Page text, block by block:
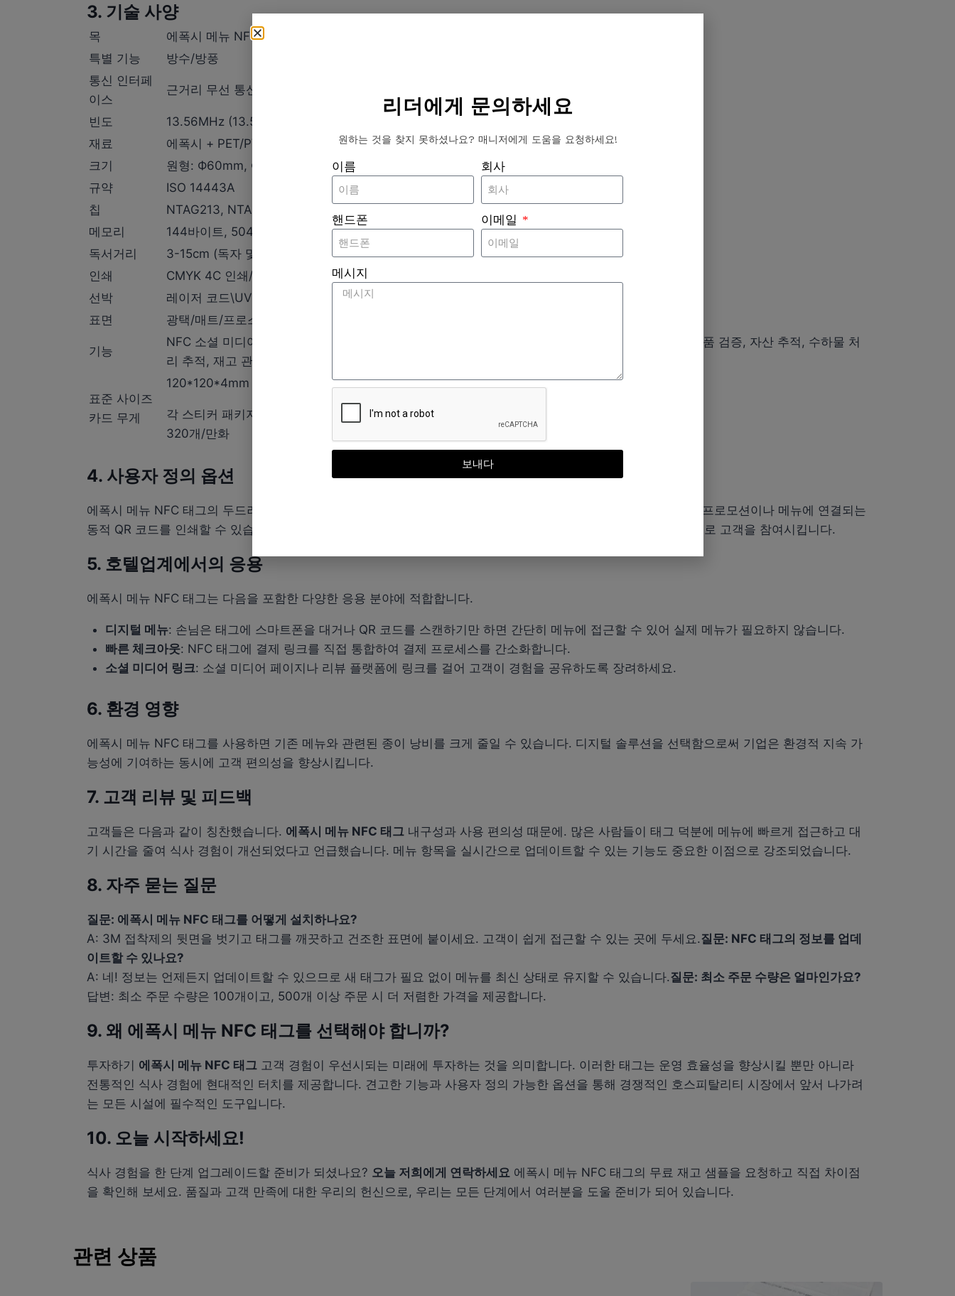
3. 기술 사양
목
에폭시 메뉴 NFC 태그
특별 기능
방수/방풍
통신 인터페
이스
근거리 무선 통신
빈도
13.56MHz (13.56MHz)
재료
에폭시 + PET/PVC + NFC 인레이 + 안티메탈층 + 3M 접착제
크기
원형: Ф60mm, Ф75mm, Ф100mm; 정사각형: 80x80mm 또는 맞춤형
규약
ISO 14443A
칩
NTAG213, NTAG215, NTAG216(다른 칩도 사용 가능)
메모리
144바이트, 504바이트, 888바이트 등
독서거리
3-15cm (독자 및 태그 크기에 따라 다름)
인쇄
CMYK 4C 인쇄/오프셋/실크스크린 인쇄
선박
레이저 코드\UV 잉크\일련 번호\엠보싱\열 인쇄
표면
광택/매트/프로스트/투명
기능
NFC 소셜 미디어, 물류 관리, 자산 관리, 공급망 관리, 차량 관리, 생산 관리, 창고 관리, 제품 관리, 제품 검증, 자산 추적, 수하물 처
리 추적, 재고 관리, 지불, 손목 밴드 등.적층, 안정적이며 매끄러운 인쇄 표면.
표준 사이즈
카드 무게
120*120*4mm 0.058KG/개
각 스티커 패키지에는 Opp 투명 가방이 포함되어 있습니다.
320개/만화
4. 사용자 정의 옵션
에폭시 메뉴 NFC 태그의 두드러진 특징 중 하나는 사용자 정의 기능입니다. 기업은 로고, 고유 식별자, 심지어 특정 프로모션이나 메뉴에 연결되는
동적 QR 코드를 인쇄할 수 있습니다. 이러한 수준의 개인화는 브랜드 가시성을 향상시킬 뿐만 아니라 고유한 방식으로 고객을 참여시킵니다.
5. 호텔업계에서의 응용
에폭시 메뉴 NFC 태그는 다음을 포함한 다양한 응용 분야에 적합합니다.
디지털 메뉴: 손님은 태그에 스마트폰을 대거나 QR 코드를 스캔하기만 하면 간단히 메뉴에 접근할 수 있어 실제 메뉴가 필요하지 않습니다.
빠른 체크아웃: NFC 태그에 결제 링크를 직접 통합하여 결제 프로세스를 간소화합니다.
소셜 미디어 링크: 소셜 미디어 페이지나 리뷰 플랫폼에 링크를 걸어 고객이 경험을 공유하도록 장려하세요.
6. 환경 영향
에폭시 메뉴 NFC 태그를 사용하면 기존 메뉴와 관련된 종이 낭비를 크게 줄일 수 있습니다. 디지털 솔루션을 선택함으로써 기업은 환경적 지속 가
능성에 기여하는 동시에 고객 편의성을 향상시킵니다.
7. 고객 리뷰 및 피드백
고객들은 다음과 같이 칭찬했습니다. 에폭시 메뉴 NFC 태그 내구성과 사용 편의성 때문에. 많은 사람들이 태그 덕분에 메뉴에 빠르게 접근하고 대
기 시간을 줄여 식사 경험이 개선되었다고 언급했습니다. 메뉴 항목을 실시간으로 업데이트할 수 있는 기능도 중요한 이점으로 강조되었습니다.
8. 자주 묻는 질문
질문: 에폭시 메뉴 NFC 태그를 어떻게 설치하나요?
A: 3M 접착제의 뒷면을 벗기고 태그를 깨끗하고 건조한 표면에 붙이세요. 고객이 쉽게 접근할 수 있는 곳에 두세요.질문: NFC 태그의 정보를 업데
이트할 수 있나요?
A: 네! 정보는 언제든지 업데이트할 수 있으므로 새 태그가 필요 없이 메뉴를 최신 상태로 유지할 수 있습니다.질문: 최소 주문 수량은 얼마인가요?
답변: 최소 주문 수량은 100개이고, 500개 이상 주문 시 더 저렴한 가격을 제공합니다.
9. 왜 에폭시 메뉴 NFC 태그를 선택해야 합니까?
투자하기 에폭시 메뉴 NFC 태그 고객 경험이 우선시되는 미래에 투자하는 것을 의미합니다. 이러한 태그는 운영 효율성을 향상시킬 뿐만 아니라
전통적인 식사 경험에 현대적인 터치를 제공합니다. 견고한 기능과 사용자 정의 가능한 옵션을 통해 경쟁적인 호스피탈리티 시장에서 앞서 나가려
는 모든 시설에 필수적인 도구입니다.
10. 오늘 시작하세요!
식사 경험을 한 단계 업그레이드할 준비가 되셨나요? 오늘 저희에게 연락하세요 에폭시 메뉴 NFC 태그의 무료 재고 샘플을 요청하고 직접 차이점
을 확인해 보세요. 품질과 고객 만족에 대한 우리의 헌신으로, 우리는 모든 단계에서 여러분을 도울 준비가 되어 있습니다.
관련 상품
리더에게 문의하세요
원하는 것을 찾지 못하셨나요? 매니저에게 도움을 요청하세요!
이름 회사
핸드폰 이메일
메시지
보내다